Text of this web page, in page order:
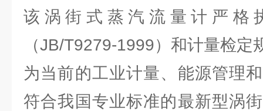
该涡街式蒸汽流量计严格
（JB/T9279-1999）和计量检
为当前的工业计量、能源管理
符合我国专业标准的最新型涡